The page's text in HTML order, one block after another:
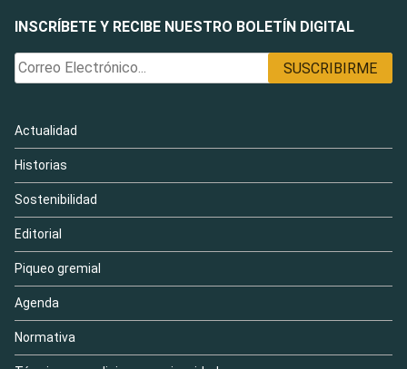
INSCRÍBETE Y RECIBE NUESTRO BOLETÍN DIGITAL
Actualidad
Historias
Sostenibilidad
Editorial
Piqueo gremial
Agenda
Normativa